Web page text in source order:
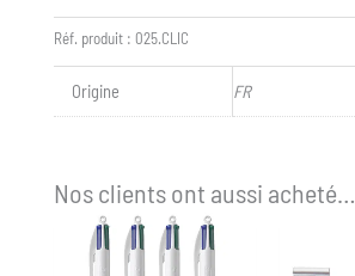
Réf. produit : 025.CLIC
Origine FR
Nos clients ont aussi acheté…